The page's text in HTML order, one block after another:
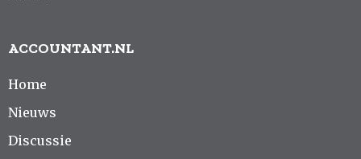
ACCOUNTANT.NL
Home
Nieuws
Discussie